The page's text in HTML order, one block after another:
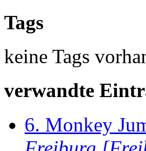
Tags
keine Tags
verwandte
6. Monkey